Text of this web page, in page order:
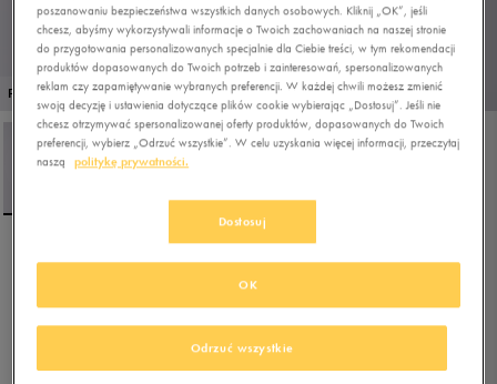
PROMO: DO -30%
NEW ERA BLUZA WORLD
SERIES OS LA DODGERS
LOS ANGELES DODGERS
poszanowaniu bezpieczeństwa wszystkich danych osobowych. Kliknij „OK”, jeśli
chcesz, abyśmy wykorzystywali informacje o Twoich zachowaniach na naszej stronie
do przygotowania personalizowanych specjalnie dla Ciebie treści, w tym rekomendacji
produktów dopasowanych do Twoich potrzeb i zainteresowań, spersonalizowanych
reklam czy zapamiętywanie wybranych preferencji. W każdej chwili możesz zmienić
swoją decyzję i ustawienia dotyczące plików cookie wybierając „Dostosuj”. Jeśli nie
chcesz otrzymywać spersonalizowanej oferty produktów, dopasowanych do Twoich
preferencji, wybierz „Odrzuć wszystkie”. W celu uzyskania więcej informacji, przeczytaj
naszą
politykę prywatności.
Dostosuj
Odrzuć wszystkie
OK